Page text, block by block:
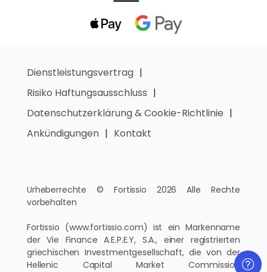
Dienstleistungsvertrag
Risiko Haftungsausschluss
Datenschutzerklärung & Cookie-Richtlinie
Ankündigungen
Kontakt
Urheberrechte © Fortissio 2026 Alle Rechte
vorbehalten
Fortissio (www.fortissio.com) ist ein Markenname
der Vie Finance A.E.P.E.Y, S.A., einer registrierten
griechischen Investmentgesellschaft, die von der
Hellenic Capital Market Commission